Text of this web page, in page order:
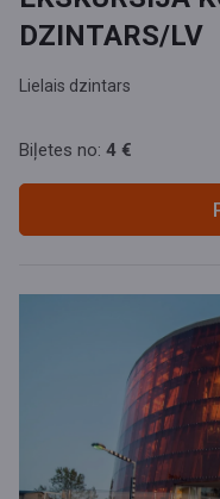
DZINTARS/LV
Lielais dzintars
Biļetes no: 4 €